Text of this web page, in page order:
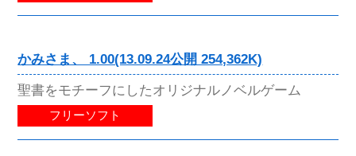
かみさま、 1.00(13.09.24公開 254,362K)
聖書をモチーフにしたオリジナルノベルゲーム
フリーソフト